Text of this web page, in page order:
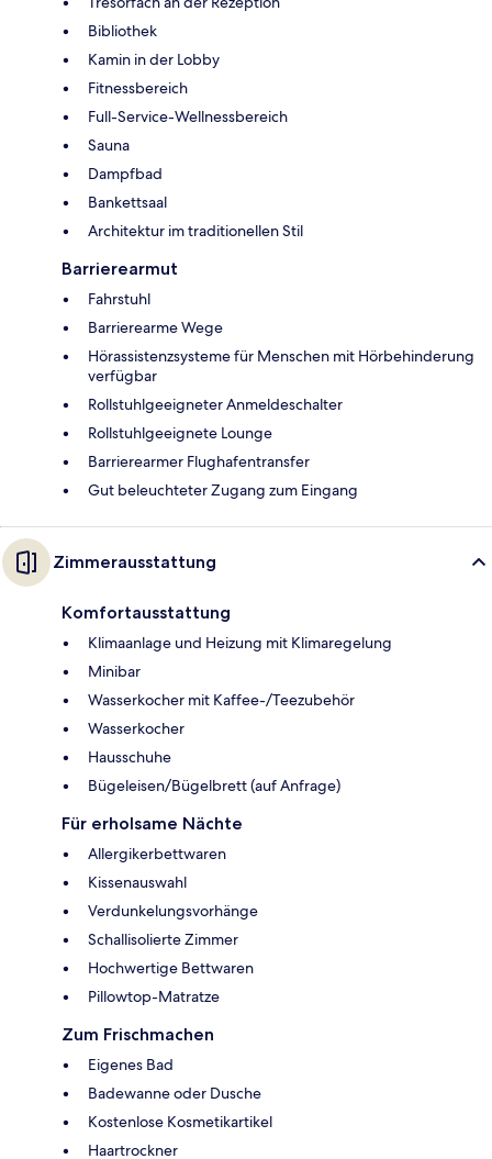
Bibliothek
Kamin in der Lobby
Fitnessbereich
Full-Service-Wellnessbereich
Sauna
Dampfbad
Bankettsaal
Architektur im traditionellen Stil
Barrierearmut
Fahrstuhl
Barrierearme Wege
Hörassistenzsysteme für Menschen mit Hörbehinderung
verfügbar
Rollstuhlgeeigneter Anmeldeschalter
Rollstuhlgeeignete Lounge
Barrierearmer Flughafentransfer
Gut beleuchteter Zugang zum Eingang
Zimmerausstattung
Komfortausstattung
Klimaanlage und Heizung mit Klimaregelung
Minibar
Wasserkocher mit Kaffee-/Teezubehör
Wasserkocher
Hausschuhe
Bügeleisen/Bügelbrett (auf Anfrage)
Für erholsame Nächte
Allergikerbettwaren
Kissenauswahl
Verdunkelungsvorhänge
Schallisolierte Zimmer
Hochwertige Bettwaren
Pillowtop-Matratze
Zum Frischmachen
Eigenes Bad
Badewanne oder Dusche
Kostenlose Kosmetikartikel
Haartrockner